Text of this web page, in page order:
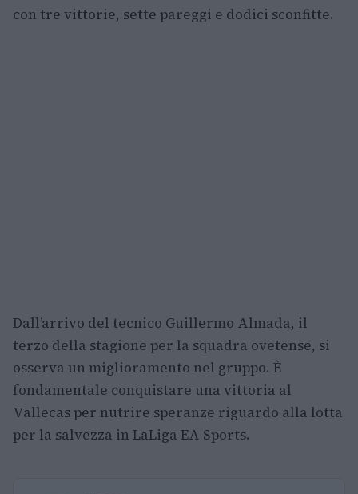
con tre vittorie, sette pareggi e dodici sconfitte.
Dall’arrivo del tecnico Guillermo Almada, il
terzo della stagione per la squadra ovetense, si
osserva un miglioramento nel gruppo. È
fondamentale conquistare una vittoria al
Vallecas per nutrire speranze riguardo alla lotta
per la salvezza in LaLiga EA Sports.